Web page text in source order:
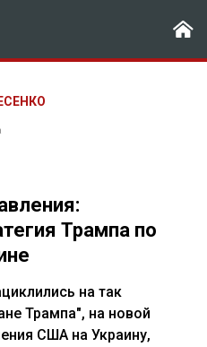
Трампа по
на так
Трампа", на новой
США на Украину,